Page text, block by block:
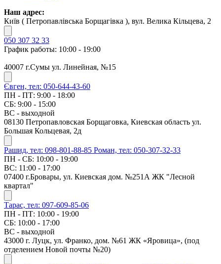
Наш адрес:
Київ ( Петропавлівська Борщагівка ), вул. Велика Кільцева, 2
050 307 32 33
График работы: 10:00 - 19:00
40007 г.Сумы ул. Линейная, №15
Євген, тел: 050-644-43-60
ПН - ПТ: 9:00 - 18:00
СБ: 9:00 - 15:00
ВС - выходной
08130 Петропавловская Борщаговка, Киевская область ул.
Большая Кольцевая, 2д
Рашид, тел: 098-801-88-85 Роман, тел: 050-307-32-33
ПН - СБ: 10:00 - 19:00
ВС: 11:00 - 17:00
07400 г.Бровары, ул. Киевская дом. №251А ЖК "Лесной
квартал"
Тарас, тел: 097-609-85-06
ПН - ПТ: 10:00 - 19:00
СБ: 10:00 - 17:00
ВС - выходной
43000 г. Луцк, ул. Франко, дом. №61 ЖК «Яровица», (под
отделением Новой почты №20)